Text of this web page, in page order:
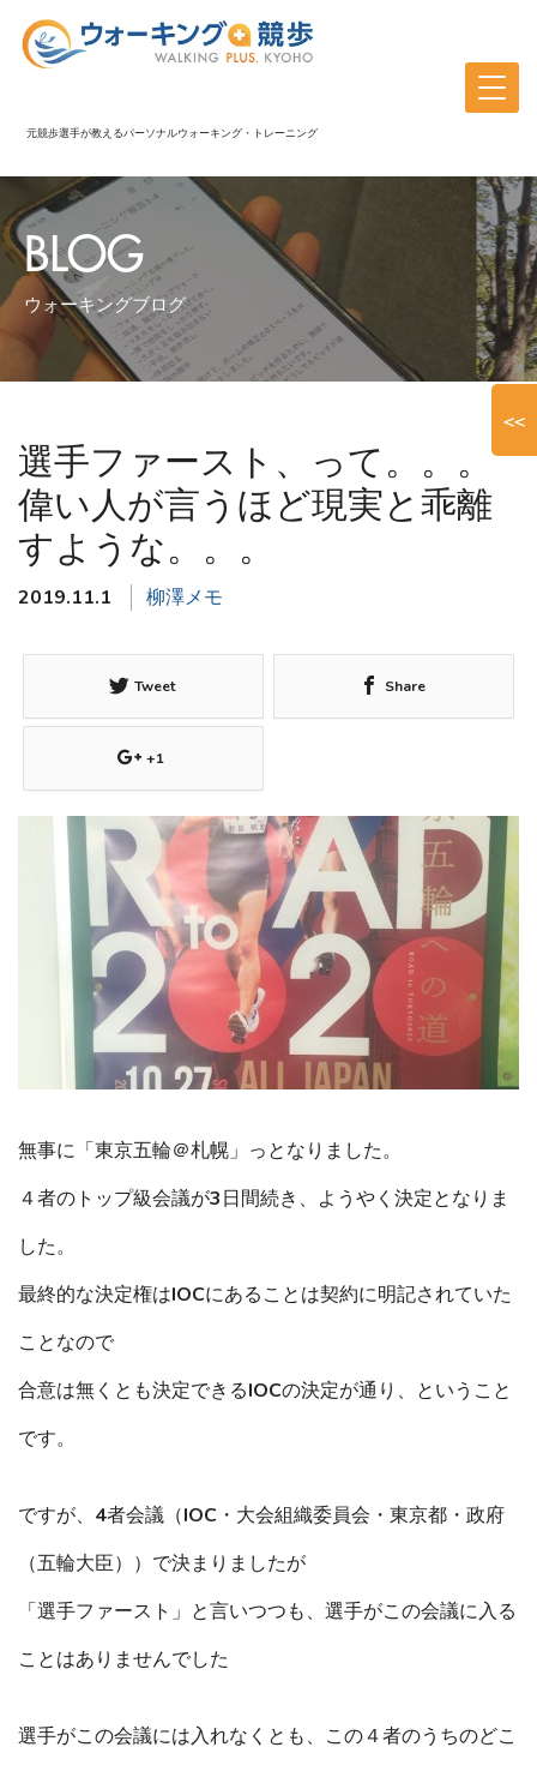
元競歩選手が教えるパーソナルウォーキング・トレーニング
BLOG
ウォーキングブログ
選手ファースト、って。。。
偉い人が言うほど現実と乖離
すような。。。
2019.11.1 柳澤メモ
Tweet Share
+1
無事に「東京五輪＠札幌」っとなりました。
４者のトップ級会議が3日間続き、ようやく決定となりま
した。
最終的な決定権はIOCにあることは契約に明記されていた
ことなので
合意は無くとも決定できるIOCの決定が通り、ということ
です。
ですが、4者会議（IOC・大会組織委員会・東京都・政府
（五輪大臣））で決まりましたが
「選手ファースト」と言いつつも、選手がこの会議に入る
ことはありませんでした
選手がこの会議には入れなくとも、この４者のうちのどこ
<<